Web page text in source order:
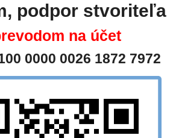
podpor stvoriteľa
na účet
0000 0026 1872 7972